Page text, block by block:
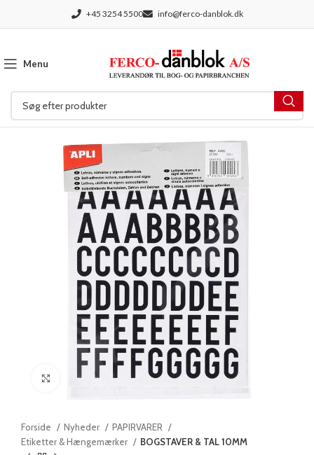
+45 3254 5500 info@ferco-danblok.dk
Menu
Klik for at forstørre
Forside Nyheder
PAPIRVARER
Etiketter & Hængemærker
BOGSTAVER & TAL 10MM